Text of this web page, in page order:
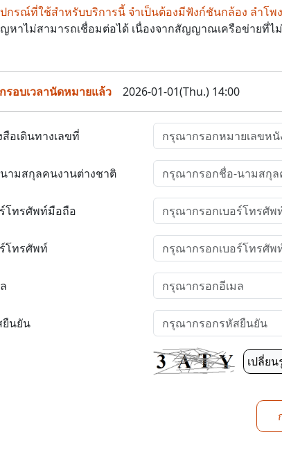
กรณ์ที่ใช้สำหรับบริการนี้ จำเป็นต้องมีฟังก์ชันกล้อง ลำโพ
หาไม่สามารถเชื่อมต่อได้ เนื่องจากสัญญาณเครือข่ายที่ไ
รอบเวลานัดหมายแล้ว 2026-01-01(Thu.) 14:00
อเดินทางเลขที่
ามสกุลคนงานต่างชาติ
โทรศัพท์มือถือ
โทรศัพท์
ยืนยัน
เปลี่ย